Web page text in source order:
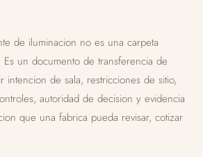
de iluminacion no es una carpeta
un documento de transferencia de
intencion de sala, restricciones de sitio,
autoridad de decision y evidencia
que una fabrica pueda revisar, cotizar